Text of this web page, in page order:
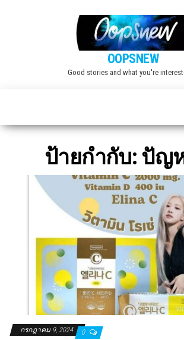
OOPSNEW
Good stories and what you're
ป้ายกำกับ: ปัญ
กรกฎาคม 9, 2024 0